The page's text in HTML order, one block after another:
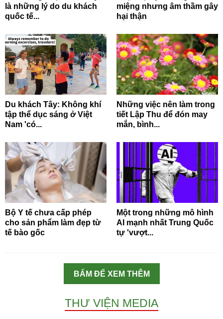
là những lý do du khách
quốc tế...
miệng nhưng âm thầm gây
hại thận
Du khách Tây: Không khí
tập thể dục sáng ở Việt
Nam 'có...
Những việc nên làm trong
tiết Lập Thu để đón may
mắn, bình...
Bộ Y tế chưa cấp phép
cho sản phẩm làm đẹp từ
tế bào gốc
Một trong những mô hình
AI mạnh nhất Trung Quốc
tự 'vượt...
BẤM ĐỂ XEM THÊM
THƯ VIỆN MEDIA